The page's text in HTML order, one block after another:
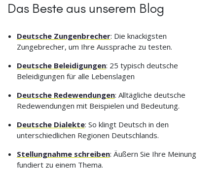
Das Beste aus unserem Blog
Deutsche Zungenbrecher: Die knackigsten
Zungebrecher, um Ihre Aussprache zu testen.
Deutsche Beleidigungen: 25 typisch deutsche
Beleidigungen für alle Lebenslagen
Deutsche Redewendungen: Alltägliche deutsche
Redewendungen mit Beispielen und Bedeutung.
Deutsche Dialekte: So klingt Deutsch in den
unterschiedlichen Regionen Deutschlands.
Stellungnahme schreiben: Äußern Sie Ihre Meinung
fundiert zu einem Thema.